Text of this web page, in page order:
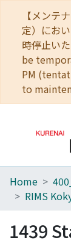
【メンテ
定）にお
時停止い
be
PM
to
Home
Browse
Home
RIMS
1439